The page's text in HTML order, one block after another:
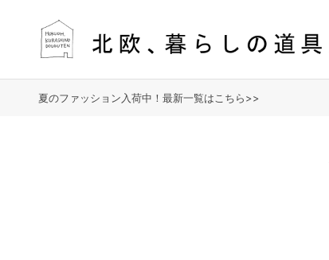
夏のファッション入荷中！最新一覧はこちら>>